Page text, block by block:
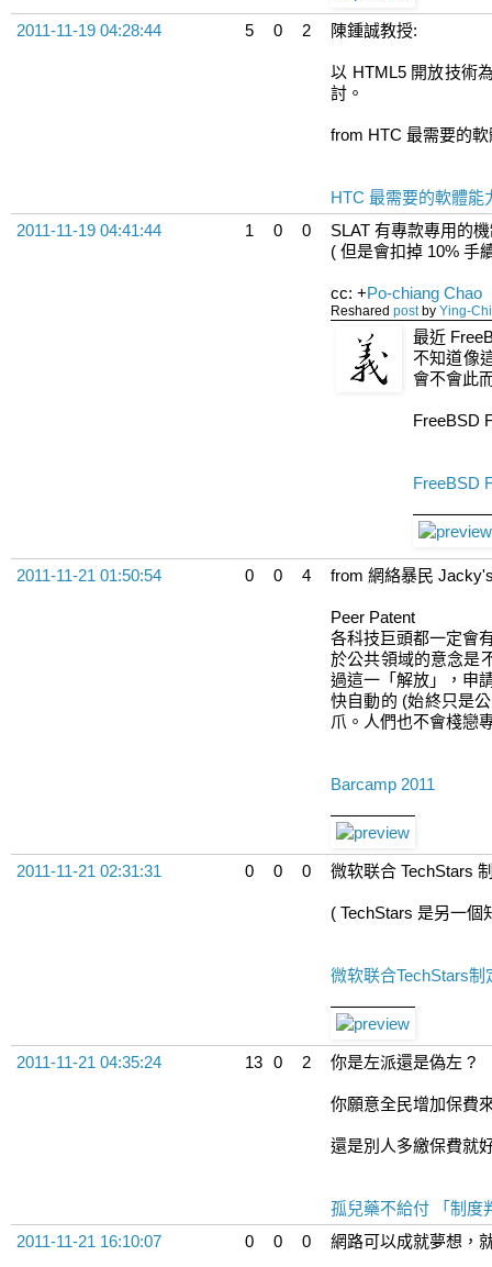
2011-11-19 04:28:44 5 0 2 陳鍾誠教授:
以 HTML5 開放技術
討。
from HTC 最需要的
HTC 最需要的軟體能
2011-11-19 04:41:44
1 0 0
SLAT 有專款專用的
( 但是會扣掉 10% 手
cc: +Po-chiang Chao
Reshared postby Ying-
最近
不知道像
會不會此
FreeBSD
FreeBSD
2011-11-21 01:50:54 0 0 4 from 網絡暴民
Peer Patent
各科技巨頭都一定會
於公共領域的意念是
過這一「解放」，申
快自動的 (始終只是
爪。人們也不會棧戀
Barcamp 2011
2011-11-21 02:31:31 0 0 0 微软联合 TechStars
( TechStars 是另一個
微软联合TechStars制
2011-11-21 04:35:24 13 0 2 你是左派還是偽左 ?
你願意全民增加保費
還是別人多繳保費就
孤兒藥不給付 「制度
2011-11-21 16:10:07
0 0 0 網路可以成就夢想，